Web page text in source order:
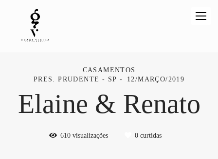
CASAMENTOS
PRES. PRUDENTE - SP
12/MARÇO/2019
Elaine & Renato
610 visualizações 0 curtidas